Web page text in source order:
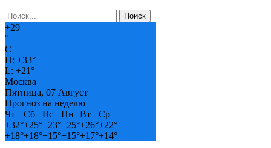
+29
°
C
H: +33°
L: +21°
Москва
Пятница, 07 Август
Прогноз на неделю
Чт
Сб Вс Пн Вт
Ср
+32°+25°+23°+25°+26°+22°
+18°+18°+15°+15°+17°+14°